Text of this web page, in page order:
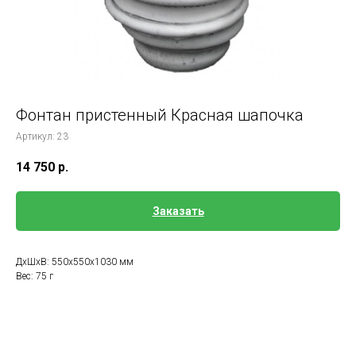
Фонтан пристенный Красная шапочка
Артикул: 23
14 750 р.
Заказать
ДxШxВ: 550x550x1030 мм
Вес: 75 г